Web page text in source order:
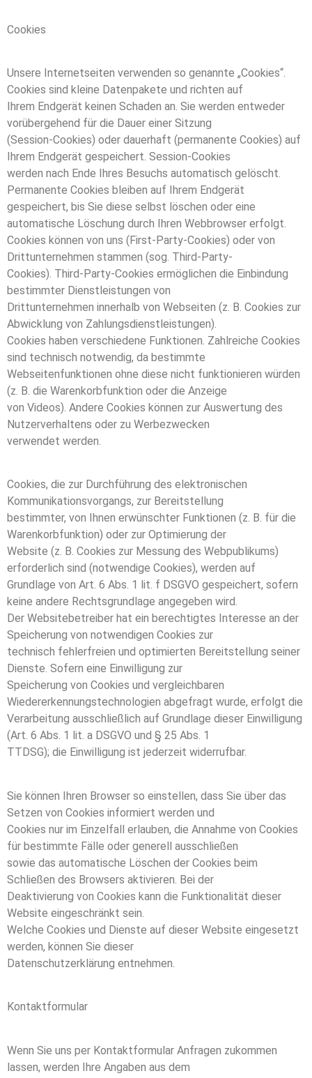
Cookies
Unsere Internetseiten verwenden so genannte „Cookies“.
Cookies sind kleine Datenpakete und richten auf
Ihrem Endgerät keinen Schaden an. Sie werden entweder
vorübergehend für die Dauer einer Sitzung
(Session-Cookies) oder dauerhaft (permanente Cookies) auf
Ihrem Endgerät gespeichert. Session-Cookies
werden nach Ende Ihres Besuchs automatisch gelöscht.
Permanente Cookies bleiben auf Ihrem Endgerät
gespeichert, bis Sie diese selbst löschen oder eine
automatische Löschung durch Ihren Webbrowser erfolgt.
Cookies können von uns (First-Party-Cookies) oder von
Drittunternehmen stammen (sog. Third-Party-
Cookies). Third-Party-Cookies ermöglichen die Einbindung
bestimmter Dienstleistungen von
Drittunternehmen innerhalb von Webseiten (z. B. Cookies zur
Abwicklung von Zahlungsdienstleistungen).
Cookies haben verschiedene Funktionen. Zahlreiche Cookies
sind technisch notwendig, da bestimmte
Webseitenfunktionen ohne diese nicht funktionieren würden
(z. B. die Warenkorbfunktion oder die Anzeige
von Videos). Andere Cookies können zur Auswertung des
Nutzerverhaltens oder zu Werbezwecken
verwendet werden.
Cookies, die zur Durchführung des elektronischen
Kommunikationsvorgangs, zur Bereitstellung
bestimmter, von Ihnen erwünschter Funktionen (z. B. für die
Warenkorbfunktion) oder zur Optimierung der
Website (z. B. Cookies zur Messung des Webpublikums)
erforderlich sind (notwendige Cookies), werden auf
Grundlage von Art. 6 Abs. 1 lit. f DSGVO gespeichert, sofern
keine andere Rechtsgrundlage angegeben wird.
Der Websitebetreiber hat ein berechtigtes Interesse an der
Speicherung von notwendigen Cookies zur
technisch fehlerfreien und optimierten Bereitstellung seiner
Dienste. Sofern eine Einwilligung zur
Speicherung von Cookies und vergleichbaren
Wiedererkennungstechnologien abgefragt wurde, erfolgt die
Verarbeitung ausschließlich auf Grundlage dieser Einwilligung
(Art. 6 Abs. 1 lit. a DSGVO und § 25 Abs. 1
TTDSG); die Einwilligung ist jederzeit widerrufbar.
Sie können Ihren Browser so einstellen, dass Sie über das
Setzen von Cookies informiert werden und
Cookies nur im Einzelfall erlauben, die Annahme von Cookies
für bestimmte Fälle oder generell ausschließen
sowie das automatische Löschen der Cookies beim
Schließen des Browsers aktivieren. Bei der
Deaktivierung von Cookies kann die Funktionalität dieser
Website eingeschränkt sein.
Welche Cookies und Dienste auf dieser Website eingesetzt
werden, können Sie dieser
Datenschutzerklärung entnehmen.
Kontaktformular
Wenn Sie uns per Kontaktformular Anfragen zukommen
lassen, werden Ihre Angaben aus dem